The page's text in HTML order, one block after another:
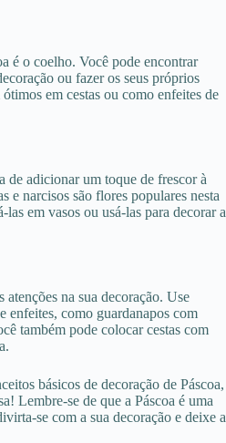
é o coelho. Você pode encontrar
ou fazer os seus próprios
em cestas ou como enfeites de
de adicionar um toque de frescor à
e narcisos são flores populares nesta
em vasos ou usá-las para decorar a
atenções na sua decoração. Use
enfeites, como guardanapos com
também pode colocar cestas com
básicos de decoração de Páscoa,
Lembre-se de que a Páscoa é uma
se com a sua decoração e deixe a